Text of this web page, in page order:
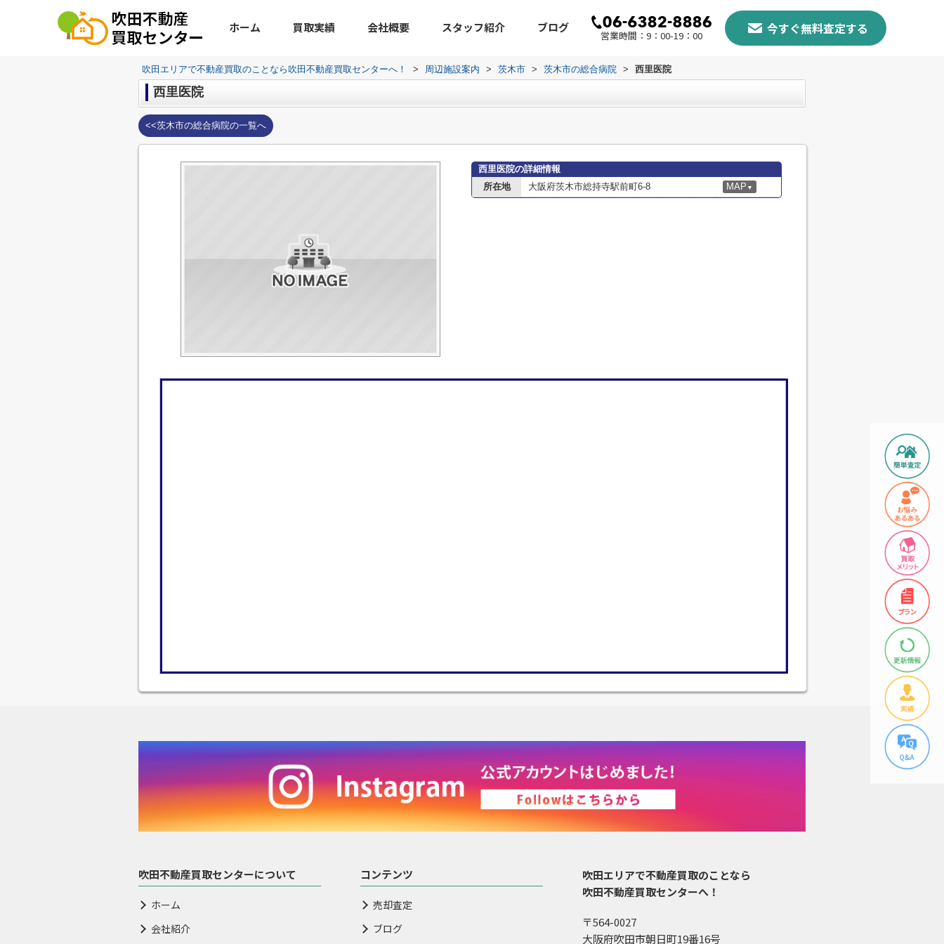
ホーム 買取実績 会社概要 スタッフ紹介 ブログ
営業時間：9：00-19：00 今すぐ無料査定する
吹田エリアで不動産買取のことなら吹田不動産買取センターへ！ > 周辺施設案内 > 茨木市 > 茨木市の総合病院 > 西里医院
西里医院
<<茨木市の総合病院の一覧へ
西里医院の詳細情報
所在地
大阪府茨木市総持寺駅前町6-8 MAP ▼
吹田不動産買取センターについて
ホーム
会社紹介
コンテンツ
売却査定
ブログ
吹田エリアで不動産買取のことなら
吹田不動産買取センターへ！
〒564-0027
大阪府吹田市朝日町19番16号